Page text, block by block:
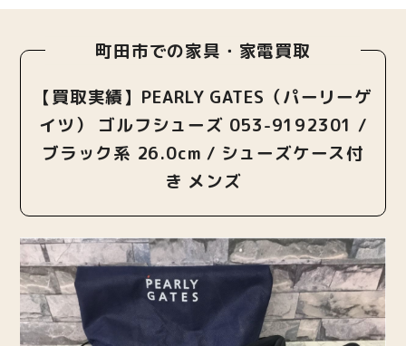
町田市での家具・家電買取
【買取実績】PEARLY GATES（パーリーゲ
イツ） ゴルフシューズ 053-9192301 /
ブラック系 26.0cm / シューズケース付
き メンズ